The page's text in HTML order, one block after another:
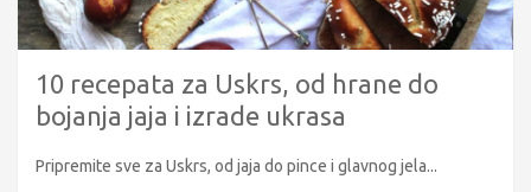
10 recepata za Uskrs, od hrane do
bojanja jaja i izrade ukrasa
Pripremite sve za Uskrs, od jaja do pince i glavnog jela...